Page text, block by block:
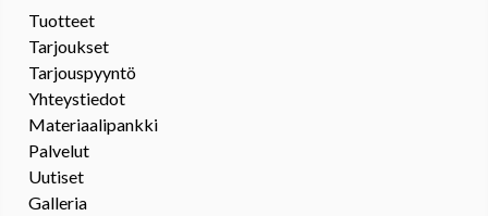
Tuotteet
Tarjoukset
Tarjouspyyntö
Yhteystiedot
Materiaalipankki
Palvelut
Uutiset
Galleria